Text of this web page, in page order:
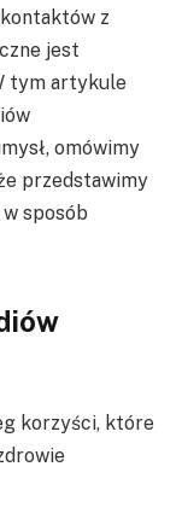
z
jest
tym artykule
omówimy
przedstawimy
sposób
korzyści, które